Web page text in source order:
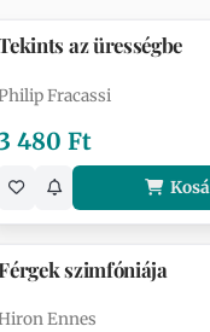
az ürességbe
Fracassi
480 Ft
szimfóniája
Ennes